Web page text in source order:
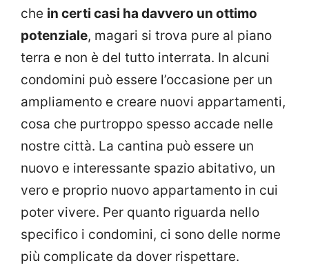
che in certi casi ha davvero un ottimo
potenziale, magari si trova pure al piano
terra e non è del tutto interrata. In alcuni
condomini può essere l’occasione per un
ampliamento e creare nuovi appartamenti,
cosa che purtroppo spesso accade nelle
nostre città. La cantina può essere un
nuovo e interessante spazio abitativo, un
vero e proprio nuovo appartamento in cui
poter vivere. Per quanto riguarda nello
specifico i condomini, ci sono delle norme
più complicate da dover rispettare.